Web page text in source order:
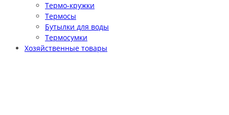
Термо-кружки
Термосы
Бутылки для воды
Термосумки
Хозяйственные товары